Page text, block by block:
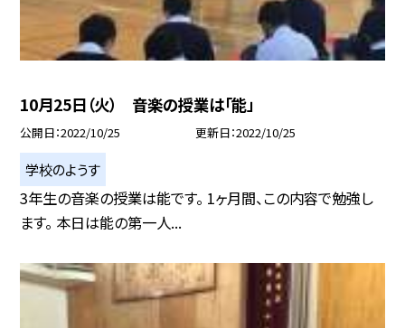
10月25日（火） 音楽の授業は「能」
公開日 2022/10/25 更新日 2022/10/25
学校のようす
3年生の音楽の授業は能です。 1ヶ月間、この内容で勉強し
ます。 本日は能の第一人...